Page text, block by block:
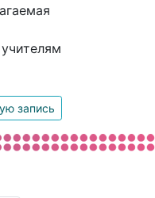
запись